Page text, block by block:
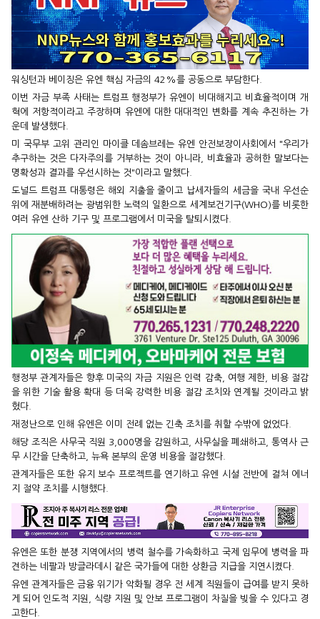
워싱턴과 베이징은 유엔 핵심 자금의 42%를 공동으로 부담한다.
이번 자금 부족 사태는 트럼프 행정부가 유엔이 비대해지고 비효율적이며 개
혁에 저항적이라고 주장하며 유엔에 대한 대대적인 변화를 계속 추진하는 가
운데 발생했다.
미 국무부 고위 관리인 마이클 데솜브레는 유엔 안전보장이사회에서 "우리가
추구하는 것은 다자주의를 거부하는 것이 아니라, 비효율과 공허한 말보다는
명확성과 결과를 우선시하는 것"이라고 말했다.
도널드 트럼프 대통령은 해외 지출을 줄이고 납세자들의 세금을 국내 우선순
위에 재분배하려는 광범위한 노력의 일환으로 세계보건기구(WHO)를 비롯한
여러 유엔 산하 기구 및 프로그램에서 미국을 탈퇴시켰다.
행정부 관계자들은 향후 미국의 자금 지원은 인력 감축, 여행 제한, 비용 절감
을 위한 기술 활용 확대 등 더욱 강력한 비용 절감 조치와 연계될 것이라고 밝
혔다.
재정난으로 인해 유엔은 이미 전례 없는 긴축 조치를 취할 수밖에 없었다.
해당 조직은 사무국 직원 3,000명을 감원하고, 사무실을 폐쇄하고, 통역사 근
무 시간을 단축하고, 뉴욕 본부의 운영 비용을 절감했다.
관계자들은 또한 유지 보수 프로젝트를 연기하고 유엔 시설 전반에 걸쳐 에너
지 절약 조치를 시행했다.
유엔은 또한 분쟁 지역에서의 병력 철수를 가속화하고 국제 임무에 병력을 파
견하는 네팔과 방글라데시 같은 국가들에 대한 상환금 지급을 지연시켰다.
유엔 관계자들은 금융 위기가 악화될 경우 전 세계 직원들이 급여를 받지 못하
게 되어 인도적 지원, 식량 지원 및 안보 프로그램이 차질을 빚을 수 있다고 경
고한다.